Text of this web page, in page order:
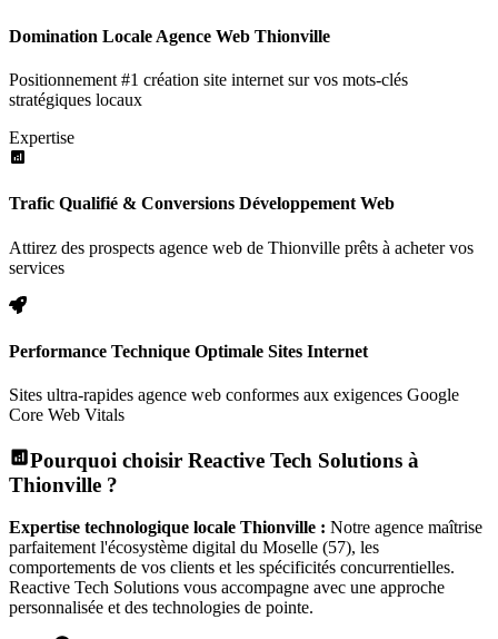
Domination Locale Agence Web Thionville
Positionnement #1 création site internet sur vos mots-clés
stratégiques locaux
Expertise
Trafic Qualifié & Conversions Développement Web
Attirez des prospects agence web de Thionville prêts à acheter vos
services
Performance Technique Optimale Sites Internet
Sites ultra-rapides agence web conformes aux exigences Google
Core Web Vitals
Pourquoi choisir Reactive Tech Solutions à
Thionville ?
Expertise technologique locale Thionville : Notre agence maîtrise
parfaitement l'écosystème digital du Moselle (57), les
comportements de vos clients et les spécificités concurrentielles.
Reactive Tech Solutions vous accompagne avec une approche
personnalisée et des technologies de pointe.